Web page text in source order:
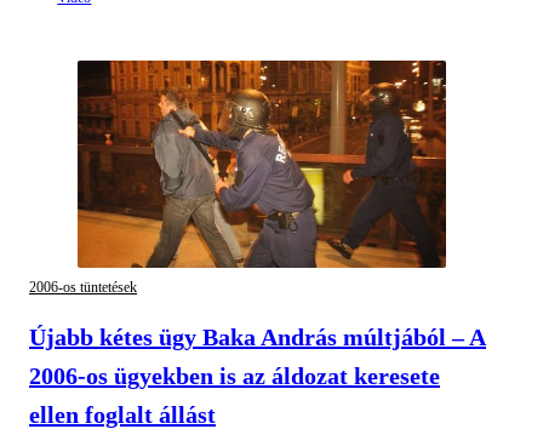
2006-os tüntetések
Újabb kétes ügy Baka András múltjából – A
2006-os ügyekben is az áldozat keresete
ellen foglalt állást